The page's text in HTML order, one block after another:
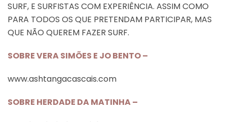
SURF, E SURFISTAS COM EXPERIÊNCIA. ASSIM COMO
PARA TODOS OS QUE PRETENDAM PARTICIPAR, MAS
QUE NÃO QUEREM FAZER SURF.
SOBRE VERA SIMÕES E JO BENTO –
www.ashtangacascais.com
SOBRE HERDADE DA MATINHA –